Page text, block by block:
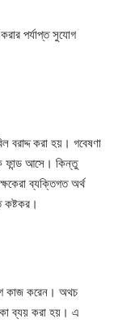
করার পর্যাপ্ত সুযোগ
বরাদ্দ করা হয়। গবেষণা
ফান্ড আসে। কিন্তু
ব্যক্তিগত অর্থ
কষ্টকর।
কাজ করেন। অথচ
ব্যয় করা হয়। এ